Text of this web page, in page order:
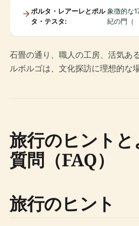
ポルタ・レアーレとポル
タ・テスタ:
象徴的な
紀の門（
石畳の通り、職人の工房、活気あ
ルボルゴは、文化探訪に理想的な
旅行のヒントと
質問（FAQ）
旅行のヒント